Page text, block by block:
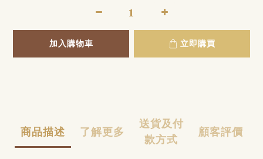
加入購物車 立即購買
商品描述 了解更多
送貨及付
款方式
顧客評價